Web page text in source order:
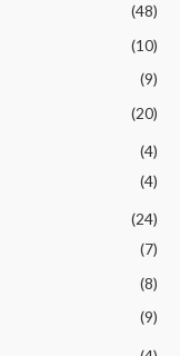
(48)
(10)
(9)
(20)
(4)
(4)
(24)
(7)
(8)
(9)